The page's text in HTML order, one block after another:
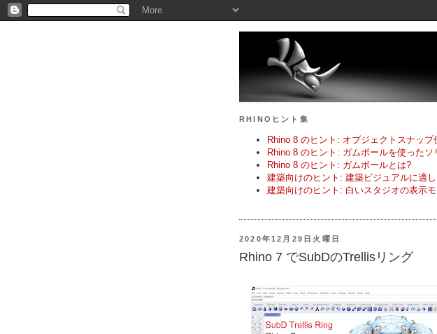
RHINOヒント集
Rhino 8 のヒント: オブジェクトスナップ
Rhino 8 のヒント: ガムボールを使ったソ
Rhino 8 のヒント: ガムボールとは?
建築向けのヒント: 建築ビジュアルに適
建築向けのヒント: 白いスタジオの表示
2020年12月29日火曜日
Rhino 7 でSubDのTrellisリング